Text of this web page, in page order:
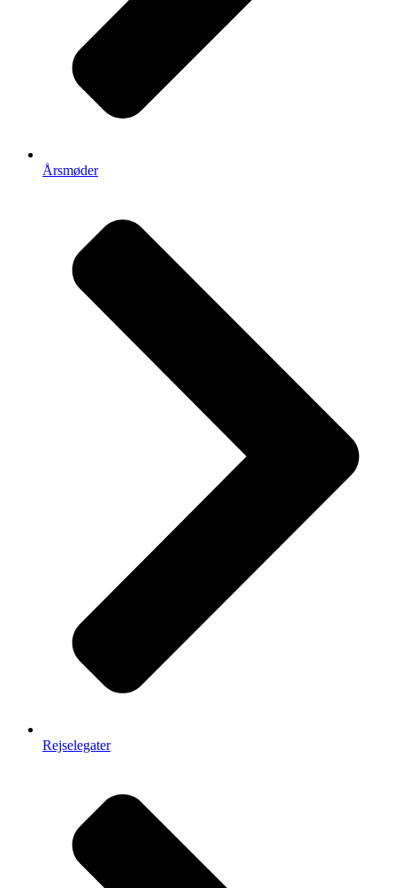
Årsmøder
Rejselegater